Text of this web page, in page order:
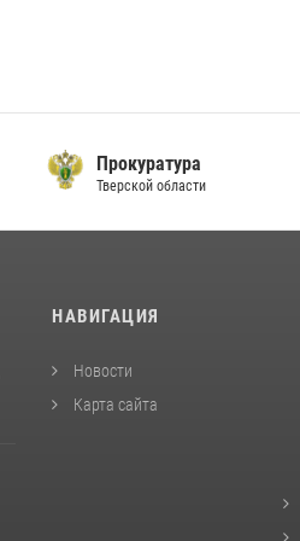
Прокуратура
Тверской области
НАВИГАЦИЯ
Новости
Карта сайта